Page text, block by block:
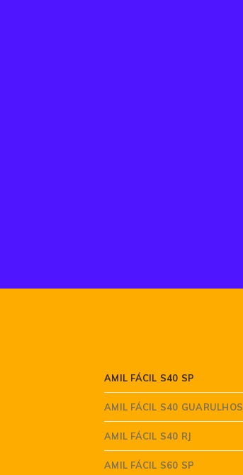
AMIL FÁCIL S40 SP
AMIL FÁCIL S40 GUARULHOS
AMIL FÁCIL S40 RJ
AMIL FÁCIL S60 SP